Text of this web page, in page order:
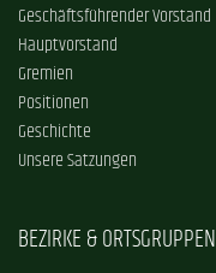
Geschäftsführender Vorstand
Hauptvorstand
Gremien
Positionen
Geschichte
Unsere Satzungen
BEZIRKE & ORTSGRUPPEN